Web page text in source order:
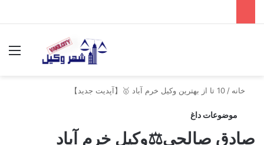
خانه / 10 تا از بهترین وکیل خرم آباد 🥇【آپدیت جدید】
موضوعات داغ
صادق صالحی⚖️وکیل خرم آباد